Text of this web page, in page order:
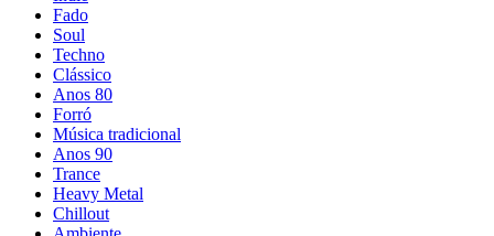
Fado
Soul
Techno
Clássico
Anos 80
Forró
Música tradicional
Anos 90
Trance
Heavy Metal
Chillout